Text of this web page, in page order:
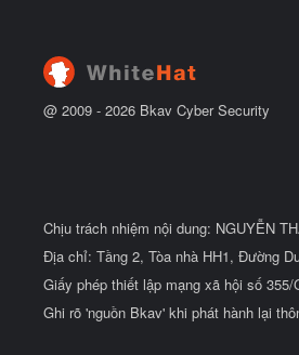
@ 2009 - 2026 Bkav Cyber Security
Chịu trách nhiệm nội dung: NGUYỄN
Địa chỉ: Tầng 2, Tòa nhà HH1, Đường
Giấy phép thiết lập mạng xã hội số
Ghi rõ 'nguồn Bkav' khi phát hành lại